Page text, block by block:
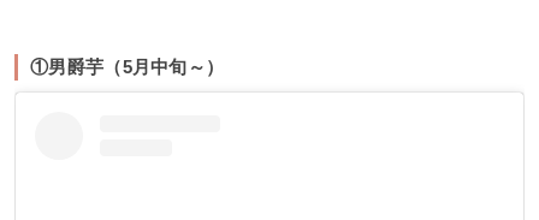
①男爵芋（5月中旬～）